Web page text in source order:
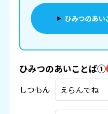
ひみつのあい
ひみつのあいことば①
しつもん